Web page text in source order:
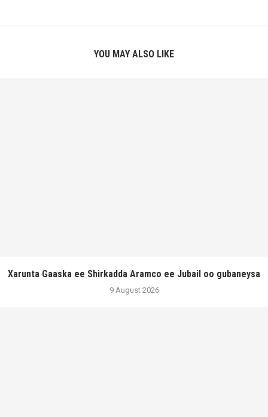
YOU MAY ALSO LIKE
Xarunta Gaaska ee Shirkadda Aramco ee Jubail oo gubaneysa
9 August 2026